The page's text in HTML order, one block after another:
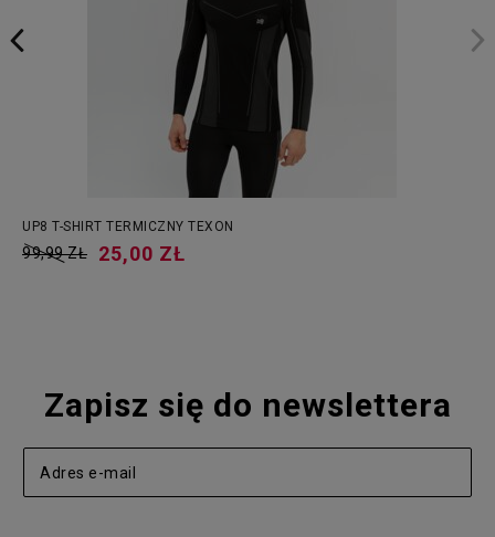
UP8 T-SHIRT TERMICZNY TEXON
99,99 ZŁ 25,00 ZŁ
Zapisz się do newslettera